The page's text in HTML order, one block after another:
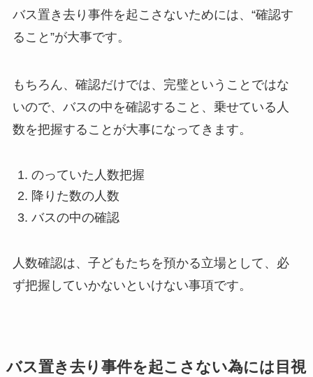
バス置き去り事件を起こさないためには、“確認す
ること”が大事です。
もちろん、確認だけでは、完璧ということではな
いので、バスの中を確認すること、乗せている人
数を把握することが大事になってきます。
のっていた人数把握
降りた数の人数
バスの中の確認
人数確認は、子どもたちを預かる立場として、必
ず把握していかないといけない事項です。
バス置き去り事件を起こさない為には目視